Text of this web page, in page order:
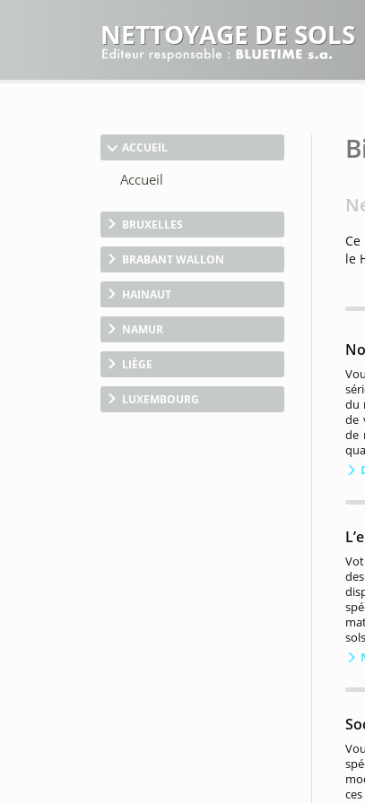
NETTOYAGE DE SOLS
ACCUEIL
BRUXELLES
BRABANT WALLON
HAINAUT
NAMUR
LIÈGE
LUXEMBOURG
le
du
de
de